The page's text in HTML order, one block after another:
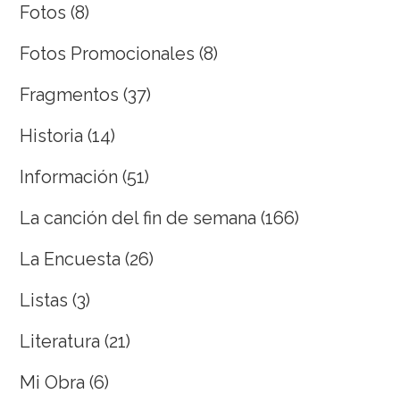
Fotos (8)
Fotos Promocionales (8)
Fragmentos (37)
Historia (14)
Información (51)
La canción del fin de semana (166)
La Encuesta (26)
Listas (3)
Literatura (21)
Mi Obra (6)